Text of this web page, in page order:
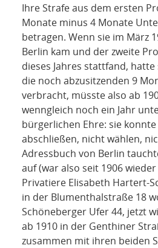
Ihre Strafe aus dem ersten
Monate minus 4 Monate
betragen. Wenn sie im März
Berlin kam und der zweite
dieses Jahres stattfand,
die noch abzusitzenden 9
verbracht, müsste also ab
wenngleich noch ein Jahr
bürgerlichen Ehre: sie
abschließen, nicht wählen,
Adressbuch von Berlin
auf (war also seit 1906
Privatiere Elisabeth Hartert-
in der Blumenthalstraße 18
Schöneberger Ufer 44, jetzt
ab 1910 in der Genthiner
zusammen mit ihren beiden